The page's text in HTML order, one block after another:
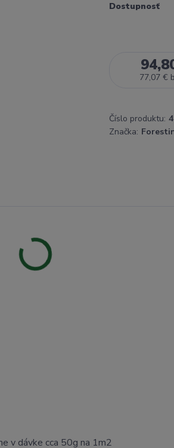
Dostupnosť
77,07 €
Číslo produktu:
Značka:
v dávke cca 50g na 1m2